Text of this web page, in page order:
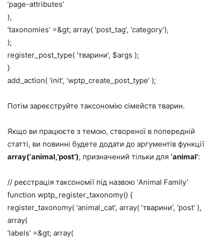
‘page-attributes’
),
‘taxonomies’ =&gt; array( ‘post_tag’, ‘category’),
);
register_post_type( ‘тварини’, $args );
}
add_action( ‘init’, ‘wptp_create_post_type’ );
Потім зареєструйте таксономію сімейств тварин.
Якщо ви працюєте з темою, створеної в попередній
статті, ви повинні будете додати до аргументів функції
array(‘animal,’post’), призначений тільки для ‘animal’:
// реєстрація таксономії під назвою ‘Animal Family’
function wptp_register_taxonomy() {
register_taxonomy( ‘animal_cat’, array( ‘тварини’, ‘post’ ),
array(
‘labels’ =&gt; array(